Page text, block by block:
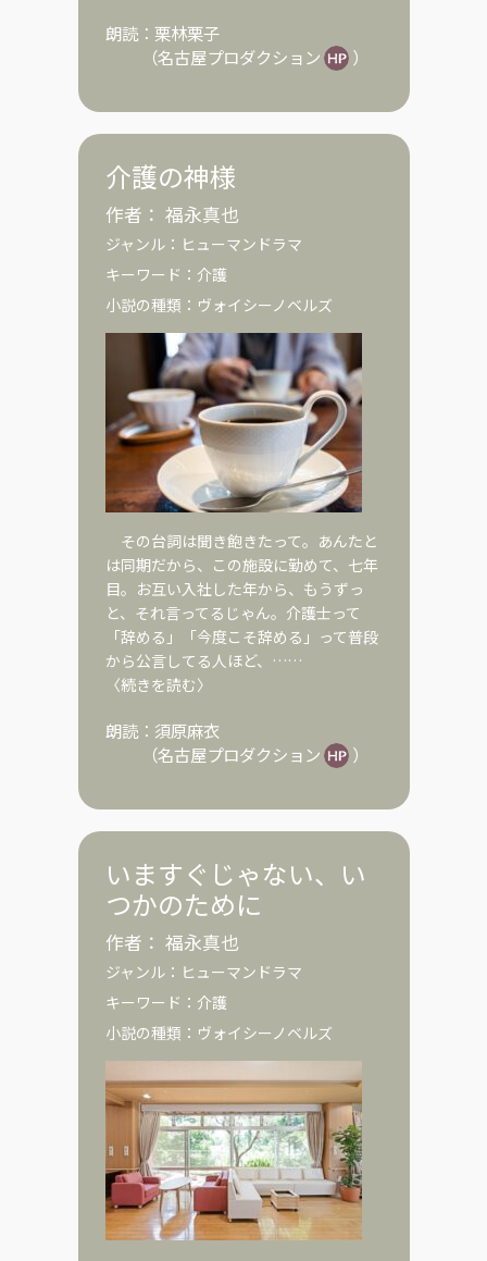
朗読： 栗林栗子
（名古屋プロダクション ）
介護の神様
作者： 福永真也
ジャンル： ヒューマンドラマ
キーワード： 介護
小説の種類： ヴォイシーノベルズ
その台詞は聞き飽きたって。あんたと
は同期だから、この施設に勤めて、七年
目。お互い入社した年から、もうずっ
と、それ言ってるじゃん。介護士って
「辞める」「今度こそ辞める」って普段
から公言してる人ほど、……
〈続きを読む〉
朗読： 須原麻衣
（名古屋プロダクション ）
いますぐじゃない、い
つかのために
作者： 福永真也
ジャンル： ヒューマンドラマ
キーワード： 介護
小説の種類： ヴォイシーノベルズ